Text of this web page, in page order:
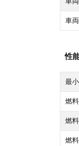
車
性
最
燃
燃
燃